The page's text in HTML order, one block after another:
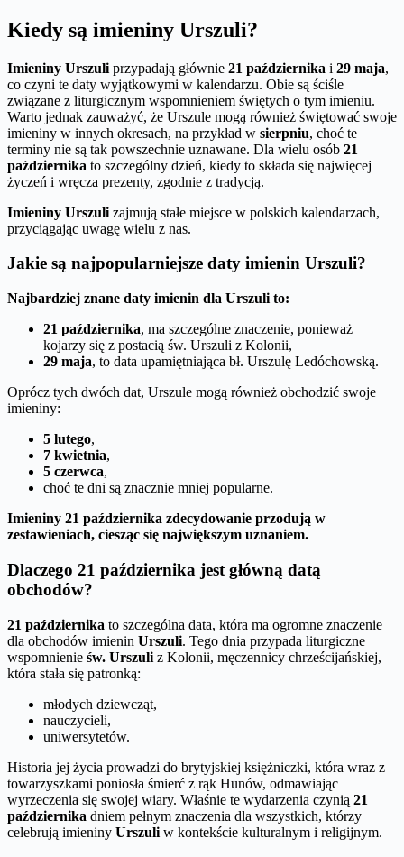
Kiedy są imieniny Urszuli?
Imieniny Urszuli przypadają głównie 21 października i 29 maja,
co czyni te daty wyjątkowymi w kalendarzu. Obie są ściśle
związane z liturgicznym wspomnieniem świętych o tym imieniu.
Warto jednak zauważyć, że Urszule mogą również świętować swoje
imieniny w innych okresach, na przykład w sierpniu, choć te
terminy nie są tak powszechnie uznawane. Dla wielu osób 21
października to szczególny dzień, kiedy to składa się najwięcej
życzeń i wręcza prezenty, zgodnie z tradycją.
Imieniny Urszuli zajmują stałe miejsce w polskich kalendarzach,
przyciągając uwagę wielu z nas.
Jakie są najpopularniejsze daty imienin Urszuli?
Najbardziej znane daty imienin dla Urszuli to:
21 października, ma szczególne znaczenie, ponieważ
kojarzy się z postacią św. Urszuli z Kolonii,
29 maja, to data upamiętniająca bł. Urszulę Ledóchowską.
Oprócz tych dwóch dat, Urszule mogą również obchodzić swoje
imieniny:
5 lutego,
7 kwietnia,
5 czerwca,
choć te dni są znacznie mniej popularne.
Imieniny 21 października zdecydowanie przodują w
zestawieniach, ciesząc się największym uznaniem.
Dlaczego 21 października jest główną datą
obchodów?
21 października to szczególna data, która ma ogromne znaczenie
dla obchodów imienin Urszuli. Tego dnia przypada liturgiczne
wspomnienie św. Urszuli z Kolonii, męczennicy chrześcijańskiej,
która stała się patronką:
młodych dziewcząt,
nauczycieli,
uniwersytetów.
Historia jej życia prowadzi do brytyjskiej księżniczki, która wraz z
towarzyszkami poniosła śmierć z rąk Hunów, odmawiając
wyrzeczenia się swojej wiary. Właśnie te wydarzenia czynią 21
października dniem pełnym znaczenia dla wszystkich, którzy
celebrują imieniny Urszuli w kontekście kulturalnym i religijnym.